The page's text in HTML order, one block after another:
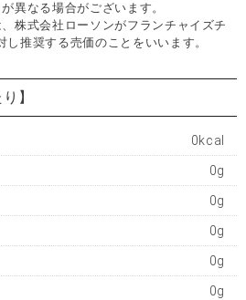
異なる場合がございます。
株式会社ローソンがフランチャイズチ
推奨する売価のことをいいます。
】
0kcal
0g
0g
0g
0g
0g